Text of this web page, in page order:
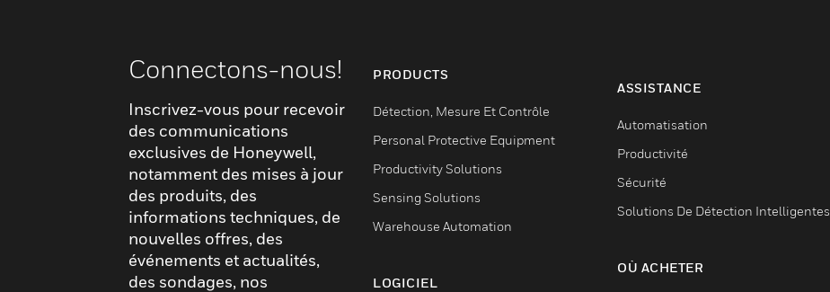
Connectons-nous!
Inscrivez-vous pour recevoir
des communications
exclusives de Honeywell,
notamment des mises à jour
des produits, des
informations techniques, de
nouvelles offres, des
événements et actualités,
des sondages, nos
PRODUCTS
Détection, Mesure Et Contrôle
Personal Protective Equipment
Productivity Solutions
Sensing Solutions
Warehouse Automation
LOGICIEL
ASSISTANCE
Automatisation
Productivité
Sécurité
Solutions De Détection Intelligentes
OÙ ACHETER